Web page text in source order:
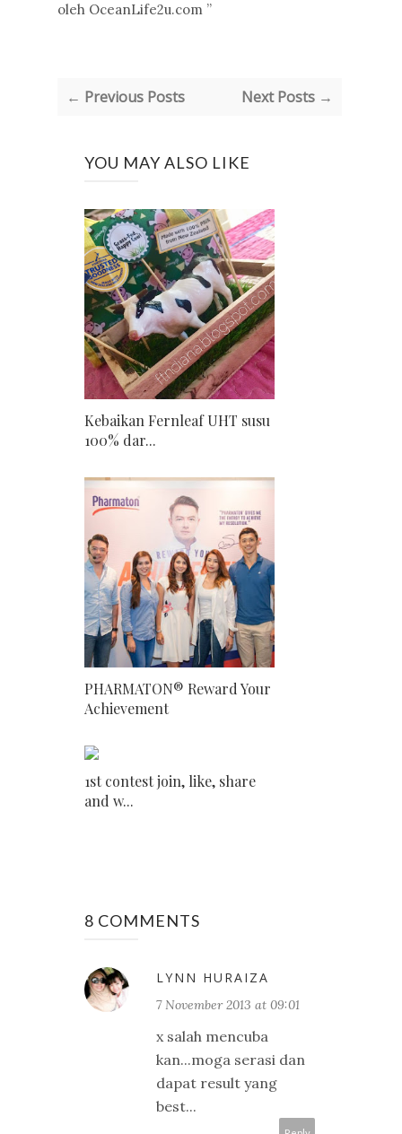
oleh OceanLife2u.com ”
← Previous Posts Next Posts →
YOU MAY ALSO LIKE
Kebaikan Fernleaf UHT susu
100% dar...
PHARMATON® Reward Your
Achievement
1st contest join, like, share
and w...
8 COMMENTS
LYNN HURAIZA
7 November 2013 at 09:01
x salah mencuba
kan...moga serasi dan
dapat result yang
best...